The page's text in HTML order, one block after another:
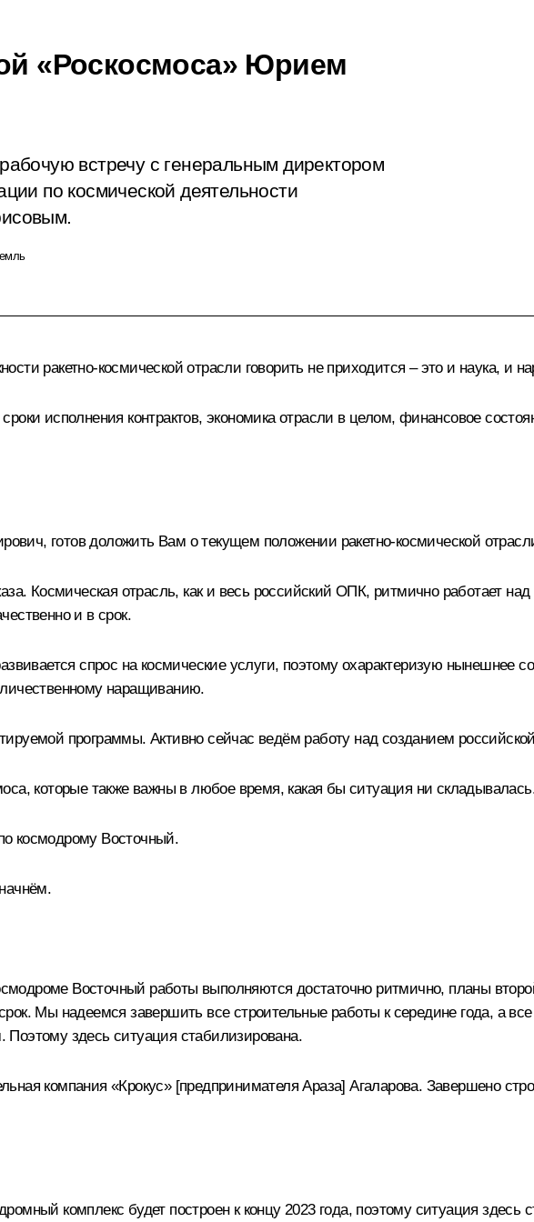
«Роскосмоса» Юрием
встречу с генеральным директором
по космической деятельности
ракетно-космической отрасли говорить не приходится – это и наука, и
исполнения контрактов, экономика отрасли в целом, финансовое
готов доложить Вам о текущем положении ракетно-космической
Космическая отрасль, как и весь российский ОПК, ритмично работает
и в срок.
спрос на космические услуги, поэтому охарактеризую нынешнее
наращиванию.
программы. Активно сейчас ведём работу над созданием
которые также важны в любое время, какая бы ситуация ни
космодрому Восточный.
Восточный работы выполняются достаточно ритмично, планы
Мы надеемся завершить все строительные работы к середине года, а все
здесь ситуация стабилизирована.
компания «Крокус» [предпринимателя Араза] Агаларова. Завершено
комплекс будет построен к концу 2023 года, поэтому ситуация